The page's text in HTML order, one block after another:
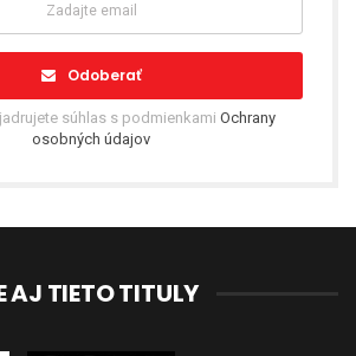
Odoberať
súhlas s podmienkami Ochrany
osobných údajov
AJ TIETO TITULY